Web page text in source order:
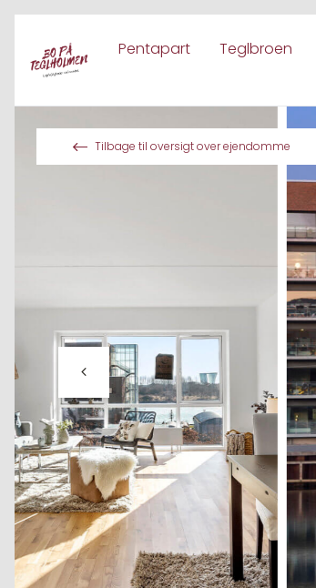
Pentapart Teglbroen
Tilbage til oversigt over ejendomme